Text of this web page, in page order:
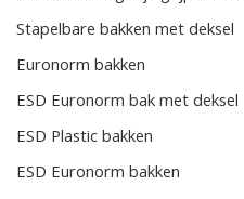
Stapelbare bakken met deksel
Euronorm bakken
ESD Euronorm bak met deksel
ESD Plastic bakken
ESD Euronorm bakken